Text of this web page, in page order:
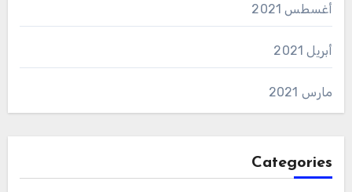
أغسطس 2021
أبريل 2021
مارس 2021
Categories